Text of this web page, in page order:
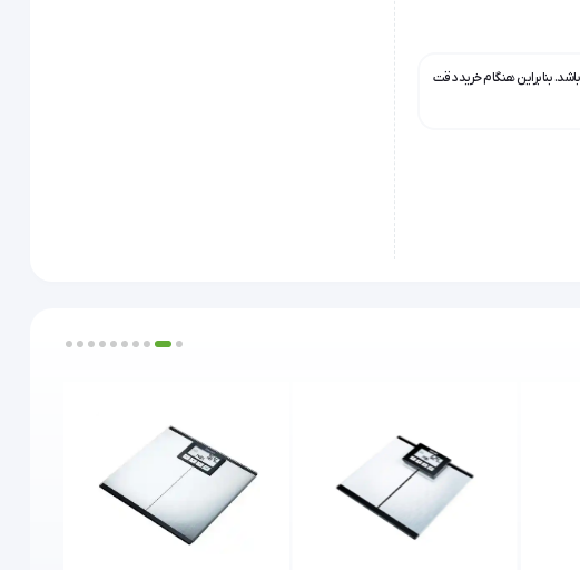
بنابراین هنگام خرید دقت